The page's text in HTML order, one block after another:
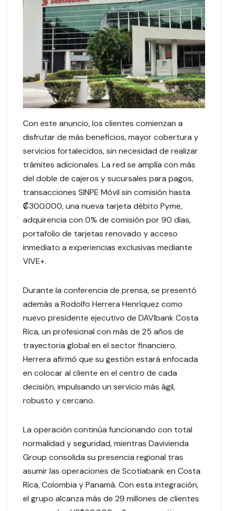
Con este anuncio, los clientes comienzan a
disfrutar de más beneficios, mayor cobertura y
servicios fortalecidos, sin necesidad de realizar
trámites adicionales. La red se amplía con más
del doble de cajeros y sucursales para pagos,
transacciones SINPE Móvil sin comisión hasta
₡300.000, una nueva tarjeta débito Pyme,
adquirencia con 0% de comisión por 90 días,
portafolio de tarjetas renovado y acceso
inmediato a experiencias exclusivas mediante
VIVE+.
Durante la conferencia de prensa, se presentó
además a Rodolfo Herrera Henríquez como
nuevo presidente ejecutivo de DAVIbank Costa
Rica, un profesional con más de 25 años de
trayectoria global en el sector financiero.
Herrera afirmó que su gestión estará enfocada
en colocar al cliente en el centro de cada
decisión, impulsando un servicio más ágil,
robusto y cercano.
La operación continúa funcionando con total
normalidad y seguridad, mientras Davivienda
Group consolida su presencia regional tras
asumir las operaciones de Scotiabank en Costa
Rica, Colombia y Panamá. Con esta integración,
el grupo alcanza más de 29 millones de clientes